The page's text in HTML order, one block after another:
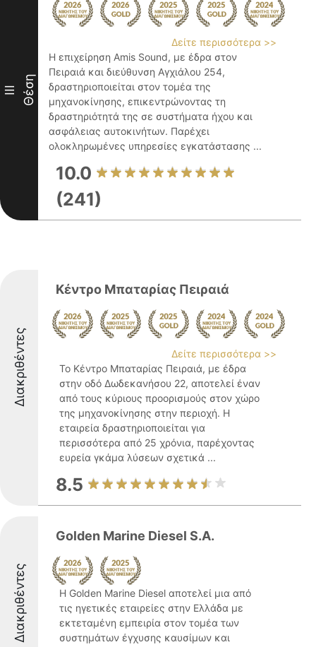
III Θέση
Δείτε περισσότερα >>
Η επιχείρηση Amis Sound, με έδρα στον
Πειραιά και διεύθυνση Αγχιάλου 254,
δραστηριοποιείται στον τομέα της
μηχανοκίνησης, επικεντρώνοντας τη
δραστηριότητά της σε συστήματα ήχου και
ασφάλειας αυτοκινήτων. Παρέχει
ολοκληρωμένες υπηρεσίες εγκατάστασης ...
10.0
(241)
Διακριθέντες
Κέντρο Μπαταρίας Πειραιά
Δείτε περισσότερα >>
Το Κέντρο Μπαταρίας Πειραιά, με έδρα
στην οδό Δωδεκανήσου 22, αποτελεί έναν
από τους κύριους προορισμούς στον χώρο
της μηχανοκίνησης στην περιοχή. Η
εταιρεία δραστηριοποιείται για
περισσότερα από 25 χρόνια, παρέχοντας
ευρεία γκάμα λύσεων σχετικά ...
8.5
Διακριθέντες
Golden Marine Diesel S.A.
Η Golden Marine Diesel αποτελεί μια από
τις ηγετικές εταιρείες στην Ελλάδα με
εκτεταμένη εμπειρία στον τομέα των
συστημάτων έγχυσης καυσίμων και